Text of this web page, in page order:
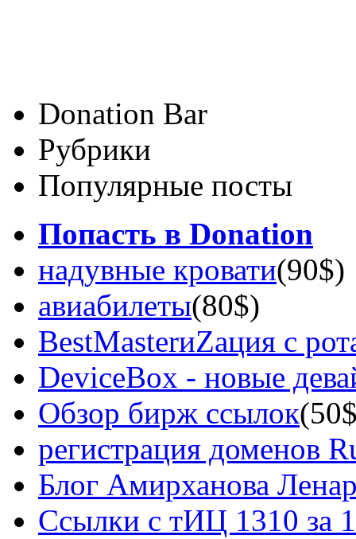
Donation Bar
Рубрики
Популярные посты
Попасть в Donation
надувные кровати(90$)
авиабилеты(80$)
BestMasterиZация с
DeviceBox - новые
Обзор бирж ссылок
регистрация доменов
Блог Амирханова
Ссылки с тИЦ 1310 за